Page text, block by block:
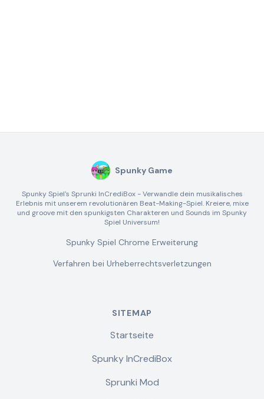
Spunky Game
Spunky Spiel's Sprunki InCrediBox - Verwandle dein musikalisches
Erlebnis mit unserem revolutionären Beat-Making-Spiel. Kreiere, mixe
und groove mit den spunkigsten Charakteren und Sounds im Spunky
Spiel Universum!
Spunky Spiel Chrome Erweiterung
Verfahren bei Urheberrechtsverletzungen
SITEMAP
Startseite
Spunky InCrediBox
Sprunki Mod